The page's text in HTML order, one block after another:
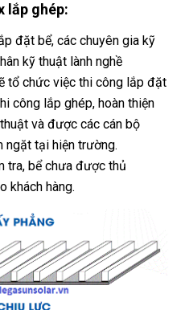
lắp ghép:
đặt bể, các chuyên gia kỹ
kỹ thuật lành nghề
tổ chức việc thi công lắp đặt
công lắp ghép, hoàn thiện
và được các cán bộ
ngặt tại hiện trường.
tra, bể chưa được thủ
khách hàng.